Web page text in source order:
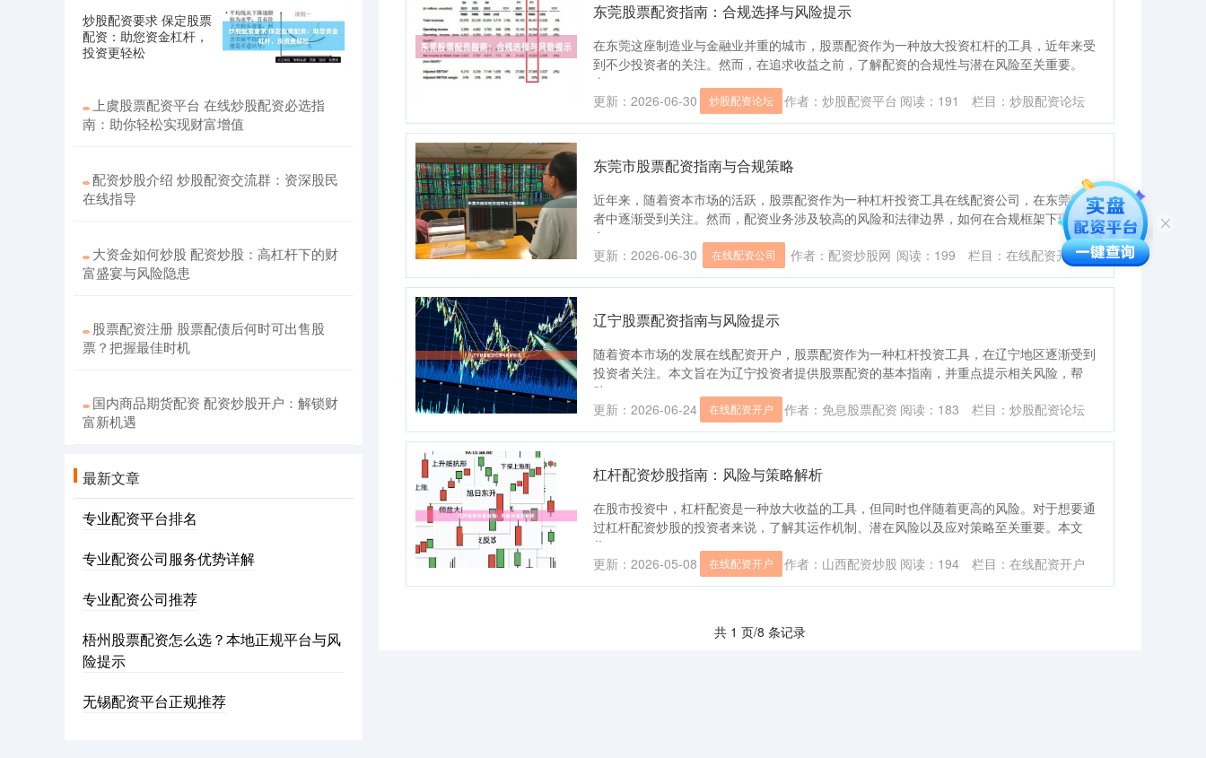
东莞股票配资指南：合规选择与风险提示
在东莞这座制造业与金融业并重的城市，股票配资作为一种放大投资杠杆的工具，近年来受
到不少投资者的关注。然而，在追求收益之前，了解配资的合规性与潜在风险至关重要。
本....
更新：2026-06-30
炒股配资论坛 作者：炒股配资平台 阅读： 191 栏目： 炒股配资论坛
东莞市股票配资指南与合规策略
近年来，随着资本市场的活跃，股票配资作为一种杠杆投资工具在线配资公司，在东莞投资
者中逐渐受到关注。然而，配资业务涉及较高的风险和法律边界，如何在合规框架下理性
参....
更新：2026-06-30
在线配资公司 作者：配资炒股网 阅读： 199 栏目： 在线配资开户
辽宁股票配资指南与风险提示
随着资本市场的发展在线配资开户，股票配资作为一种杠杆投资工具，在辽宁地区逐渐受到
投资者关注。本文旨在为辽宁投资者提供股票配资的基本指南，并重点提示相关风险，帮
助....
更新：2026-06-24
在线配资开户 作者：免息股票配资 阅读： 183 栏目： 炒股配资论坛
杠杆配资炒股指南：风险与策略解析
在股市投资中，杠杆配资是一种放大收益的工具，但同时也伴随着更高的风险。对于想要通
过杠杆配资炒股的投资者来说，了解其运作机制、潜在风险以及应对策略至关重要。本文
将....
更新：2026-05-08
在线配资开户 作者：山西配资炒股 阅读： 194 栏目： 在线配资开户
共 1 页/8 条记录
炒股配资要求 保定股票
配资：助您资金杠杆，
投资更轻松
上虞股票配资平台 在线炒股配资必选指
南：助你轻松实现财富增值
配资炒股介绍 炒股配资交流群：资深股民
在线指导
大资金如何炒股 配资炒股：高杠杆下的财
富盛宴与风险隐患
股票配资注册 股票配债后何时可出售股
票？把握最佳时机
国内商品期货配资 配资炒股开户：解锁财
富新机遇
最新文章
专业配资平台排名
专业配资公司服务优势详解
专业配资公司推荐
梧州股票配资怎么选？本地正规平台与风
险提示
无锡配资平台正规推荐